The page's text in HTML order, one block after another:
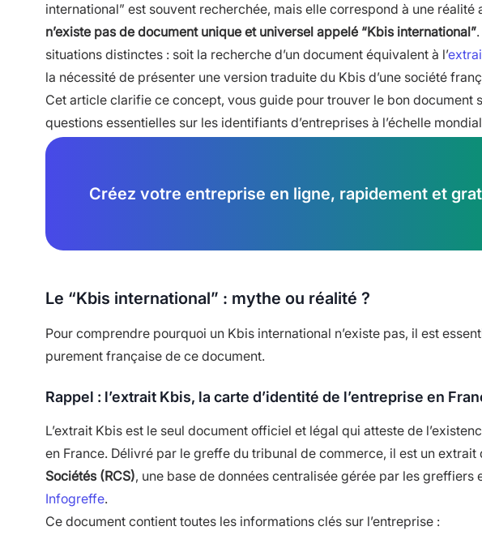
international” est souvent recherchée, mais elle correspond à une
n’existe pas de document unique et universel appelé “Kbis international”
situations distinctes : soit la recherche d’un document équivalent à l’
la nécessité de présenter une version traduite du Kbis d’une société
Cet article clarifie ce concept, vous guide pour trouver le bon document
questions essentielles sur les identifiants d’entreprises à l’échelle
Créez votre entreprise en ligne, rapidement et
Le “Kbis international” : mythe ou réalité ?
Pour comprendre pourquoi un Kbis international n’existe pas, il est
purement française de ce document.
Rappel : l’extrait Kbis, la carte d’identité de l’entreprise en
L’extrait Kbis est le seul document officiel et légal qui atteste de
en France. Délivré par le greffe du tribunal de commerce, il est un extrait
Sociétés (RCS), une base de données centralisée gérée par les
Infogreffe.
Ce document contient toutes les informations clés sur l’entreprise :